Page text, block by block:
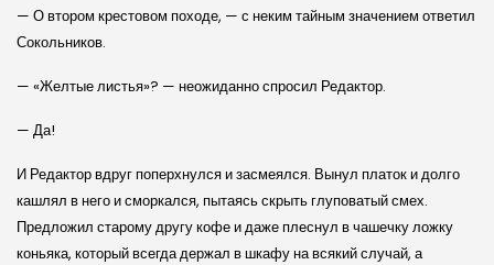
— О втором крестовом походе, — с неким тайным значением ответил
Сокольников.
— «Желтые листья»? — неожиданно спросил Редактор.
— Да!
И Редактор вдруг поперхнулся и засмеялся. Вынул платок и долго
кашлял в него и сморкался, пытаясь скрыть глуповатый смех.
Предложил старому другу кофе и даже плеснул в чашечку ложку
коньяка, который всегда держал в шкафу на всякий случай, а